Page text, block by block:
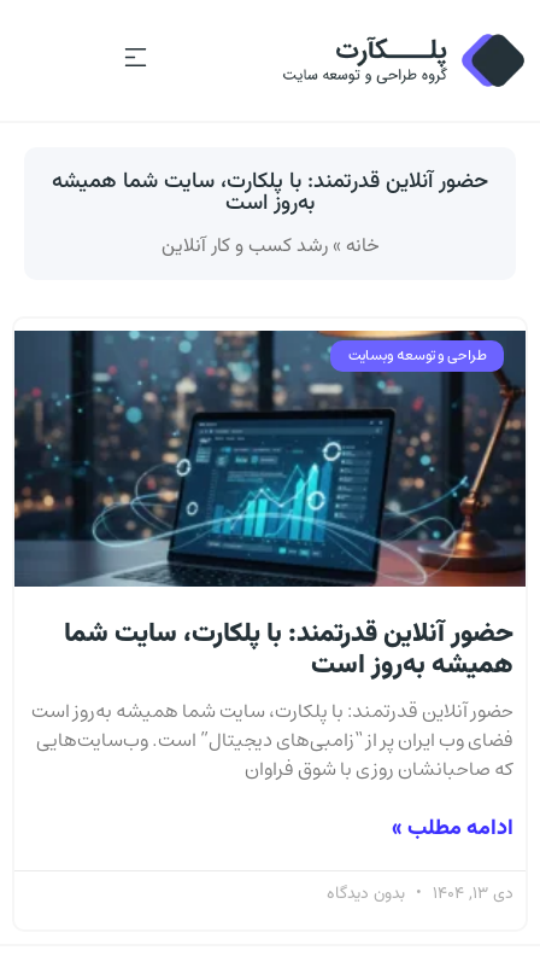
حضور آنلاین قدرتمند: با پلكارت، سایت شما همیشه
به‌روز است
خانه »رشد کسب و کار آنلاین
طراحی و توسعه وبسایت
حضور آنلاین قدرتمند: با پلكارت، سایت شما
همیشه به‌روز است
حضور آنلاین قدرتمند: با پلكارت، سایت شما همیشه به‌روز است
فضای وب ایران پر از “زامبی‌های دیجیتال” است. وب‌سایت‌هایی
که صاحبانشان روزی با شوق فراوان
ادامه مطلب »
دی 13, 1404 بدون دیدگاه